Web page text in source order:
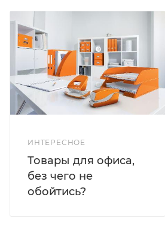
ИНТЕРЕСНОЕ
Товары для офиса,
без чего не
обойтись?